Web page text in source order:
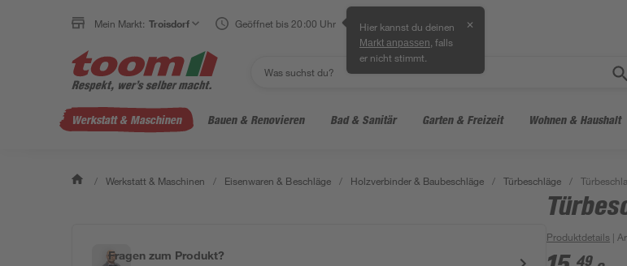
Mein Markt: Troisdorf Geöffnet bis 20:00 Uhr Hier kannst du deinen
Markt anpassen , falls
er nicht stimmt.
✕
Werkstatt & Maschinen Bauen & Renovieren Bad & Sanitär Garten & Freizeit Wohnen & Haushalt
/ Werkstatt & Maschinen / Eisenwaren & Beschläge / Holzverbinder & Baubeschläge / Türbeschläge /
Fragen zum Produkt?
Produktdetails |
49